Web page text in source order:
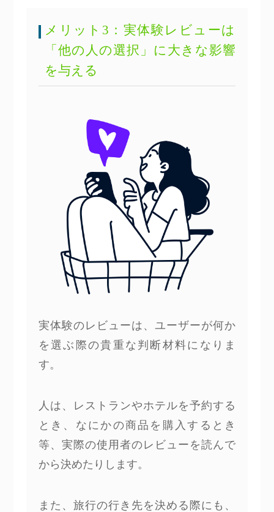
メリット3：実体験レビューは
「他の人の選択」に大きな影響
を与える
実体験のレビューは、ユーザーが何か
を選ぶ際の貴重な判断材料になりま
す。
人は、レストランやホテルを予約する
とき、なにかの商品を購入するとき
等、実際の使用者のレビューを読んで
から決めたりします。
また、旅行の行き先を決める際にも、